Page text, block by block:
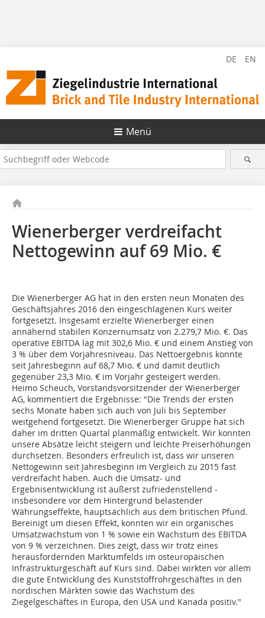
DE EN
Menü
Wienerberger verdreifacht
Nettogewinn auf 69 Mio. €
Die Wienerberger AG hat in den ersten neun Monaten des
Geschäftsjahres 2016 den eingeschlagenen Kurs weiter
fortgesetzt. Insgesamt erzielte Wienerberger einen
annähernd stabilen Konzernumsatz von 2.279,7 Mio. €. Das
operative EBITDA lag mit 302,6 Mio. € und einem Anstieg von
3 % über dem Vorjahresniveau. Das Nettoergebnis konnte
seit Jahresbeginn auf 68,7 Mio. € und damit deutlich
gegenüber 23,3 Mio. € im Vorjahr gesteigert werden.
Heimo Scheuch, Vorstandsvorsitzender der Wienerberger
AG, kommentiert die Ergebnisse: "Die Trends der ersten
sechs Monate haben sich auch von Juli bis September
weitgehend fortgesetzt. Die Wienerberger Gruppe hat sich
daher im dritten Quartal planmäßig entwickelt. Wir konnten
unsere Absätze leicht steigern und leichte Preiserhöhungen
durchsetzen. Besonders erfreulich ist, dass wir unseren
Nettogewinn seit Jahresbeginn im Vergleich zu 2015 fast
verdreifacht haben. Auch die Umsatz- und
Ergebnisentwicklung ist äußerst zufriedenstellend -
insbesondere vor dem Hintergrund belastender
Währungseffekte, hauptsächlich aus dem britischen Pfund.
Bereinigt um diesen Effekt, konnten wir ein organisches
Umsatzwachstum von 1 % sowie ein Wachstum des EBITDA
von 9 % verzeichnen. Dies zeigt, dass wir trotz eines
herausfordernden Marktumfelds im osteuropäischen
Infrastrukturgeschäft auf Kurs sind. Dabei wirkten vor allem
die gute Entwicklung des Kunststoffrohrgeschäftes in den
nordischen Märkten sowie das Wachstum des
Ziegelgeschäftes in Europa, den USA und Kanada positiv."